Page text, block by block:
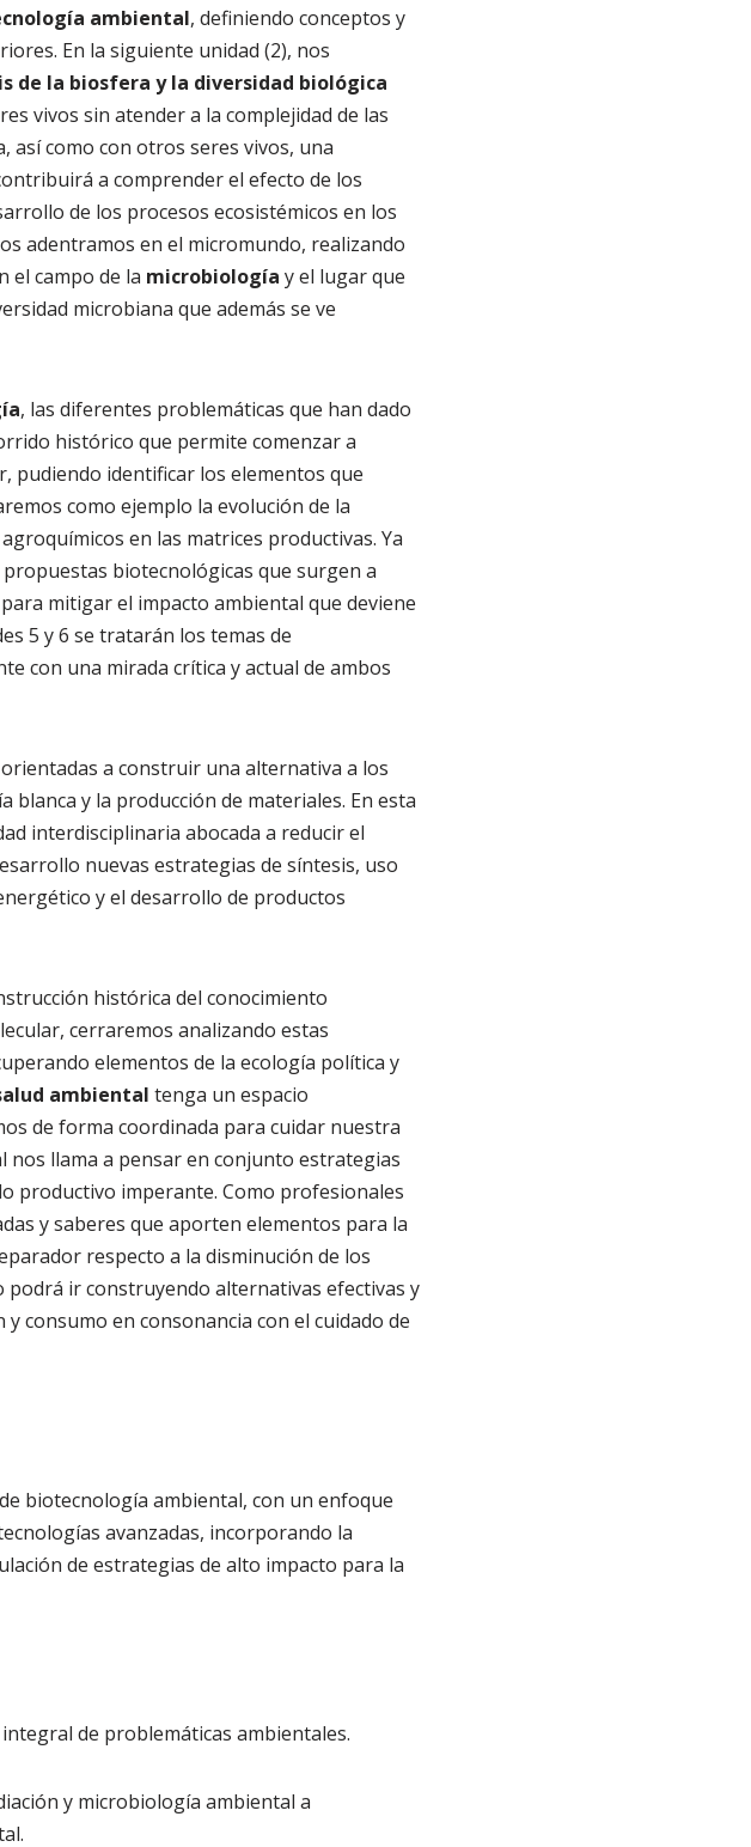
ambiental, definiendo conceptos y
En la siguiente unidad (2), nos
de la biosfera y la diversidad biológica
vivos sin atender a la complejidad de las
así como con otros seres vivos, una
a comprender el efecto de los
de los procesos ecosistémicos en los
adentramos en el micromundo, realizando
el campo de la microbiología y el lugar que
microbiana que además se ve
, las diferentes problemáticas que han dado
histórico que permite comenzar a
pudiendo identificar los elementos que
como ejemplo la evolución de la
en las matrices productivas. Ya
biotecnológicas que surgen a
mitigar el impacto ambiental que deviene
5 y 6 se tratarán los temas de
con una mirada crítica y actual de ambos
a construir una alternativa a los
y la producción de materiales. En esta
interdisciplinaria abocada a reducir el
nuevas estrategias de síntesis, uso
y el desarrollo de productos
histórica del conocimiento
cerraremos analizando estas
elementos de la ecología política y
ambiental tenga un espacio
de forma coordinada para cuidar nuestra
nos llama a pensar en conjunto estrategias
productivo imperante. Como profesionales
y saberes que aporten elementos para la
respecto a la disminución de los
ir construyendo alternativas efectivas y
consumo en consonancia con el cuidado de
biotecnología ambiental, con un enfoque
avanzadas, incorporando la
de estrategias de alto impacto para la
de problemáticas ambientales.
y microbiología ambiental a